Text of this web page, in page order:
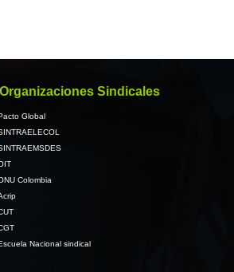
Organizaciones Sindicales
Global
Colombia
Nacional sindical